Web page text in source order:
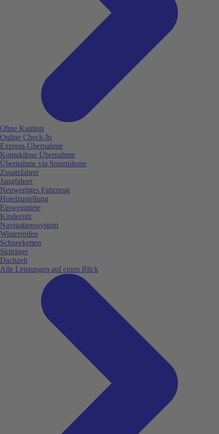
Ohne Kaution
Online Check-In
Express-Übernahme
Kontaktlose Übernahme
Übernahme via Smartphone
Zusatzfahrer
Jungfahrer
Neuwertiges Fahrzeug
Hotelzustellung
Einwegmiete
Kindersitz
Navigationssystem
Winterreifen
Schneeketten
Skiträger
Dachzelt
Alle Leistungen auf einen Blick